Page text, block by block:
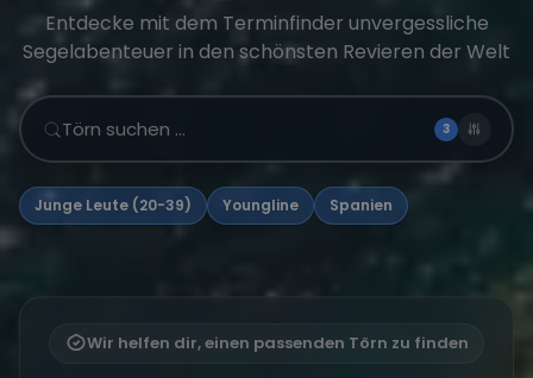
Entdecke mit dem Terminfinder unvergessliche
Segelabenteuer in den schönsten Revieren der Welt
Törn suchen … 3
Junge Leute (20-39) Youngline Spanien
Wir helfen dir, einen passenden Törn zu finden